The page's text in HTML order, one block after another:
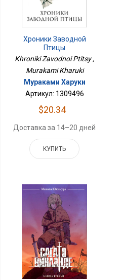
Хроники Заводной
Птицы
Khroniki Zavodnoi Ptitsy ,
Murakami Kharuki
Мураками Харуки
Артикул: 1309496
$20.34
Доставка за 14–20 дней
КУПИТЬ